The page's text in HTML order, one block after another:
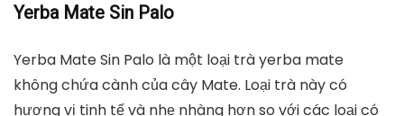
Yerba Mate Sin Palo
Yerba Mate Sin Palo là một loại trà yerba mate
không chứa cành của cây Mate. Loại trà này có
hương vị tinh tế và nhẹ nhàng hơn so với các loại có